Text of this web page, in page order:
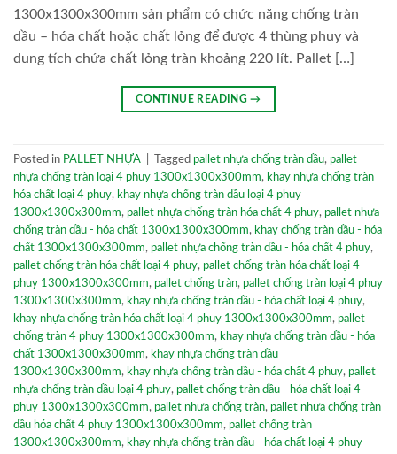
1300x1300x300mm sản phẩm có chức năng chống tràn
dầu – hóa chất hoặc chất lỏng để được 4 thùng phuy và
dung tích chứa chất lỏng tràn khoảng 220 lít. Pallet […]
CONTINUE READING→
Posted in PALLET NHỰA Tagged pallet nhựa chống tràn dầu, pallet
nhựa chống tràn loại 4 phuy 1300x1300x300mm, khay nhựa chống tràn
hóa chất loại 4 phuy, khay nhựa chống tràn dầu loại 4 phuy
1300x1300x300mm, pallet nhựa chống tràn hóa chất 4 phuy, pallet nhựa
chống tràn dầu - hóa chất 1300x1300x300mm, khay chống tràn dầu - hóa
chất 1300x1300x300mm, pallet nhựa chống tràn dầu - hóa chất 4 phuy,
pallet chống tràn hóa chất loại 4 phuy, pallet chống tràn hóa chất loại 4
phuy 1300x1300x300mm, pallet chống tràn, pallet chống tràn loại 4 phuy
1300x1300x300mm, khay nhựa chống tràn dầu - hóa chất loại 4 phuy,
khay nhựa chống tràn hóa chất loại 4 phuy 1300x1300x300mm, pallet
chống tràn 4 phuy 1300x1300x300mm, khay nhựa chống tràn dầu - hóa
chất 1300x1300x300mm, khay nhựa chống tràn dầu
1300x1300x300mm, khay nhựa chống tràn dầu - hóa chất 4 phuy, pallet
nhựa chống tràn dầu loại 4 phuy, pallet chống tràn dầu - hóa chất loại 4
phuy 1300x1300x300mm, pallet nhựa chống tràn, pallet nhựa chống tràn
dầu hóa chất 4 phuy 1300x1300x300mm, pallet chống tràn
1300x1300x300mm, khay nhựa chống tràn dầu - hóa chất loại 4 phuy